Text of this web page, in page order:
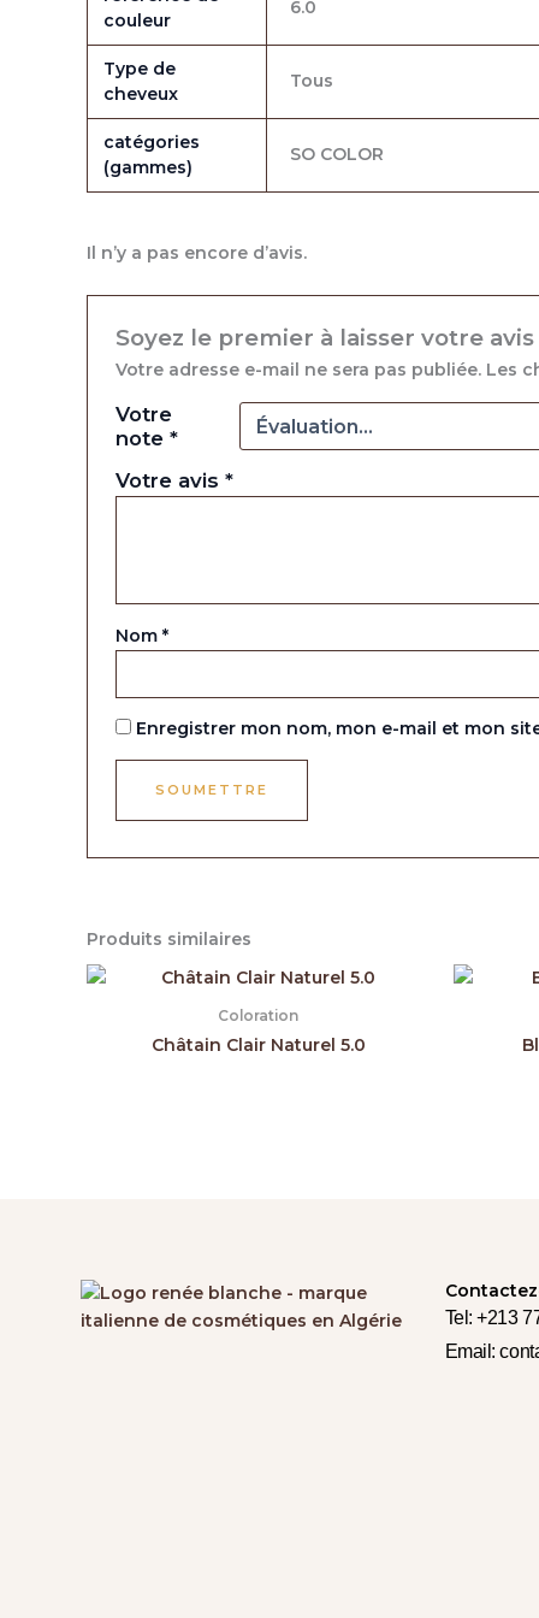
couleur
6.0
Type de
cheveux
Tous
catégories
(gammes)
SO COLOR
Il n’y a pas encore d’avis.
Soyez le premier à laisser votre
Votre adresse e-mail ne sera pas publiée. Les
Votre
note*
Votre avis*
Nom*
Enregistrer mon nom, mon e-mail et mon
Produits similaires
Coloration
Châtain Clair Naturel 5.0
Tel: +213
Email: